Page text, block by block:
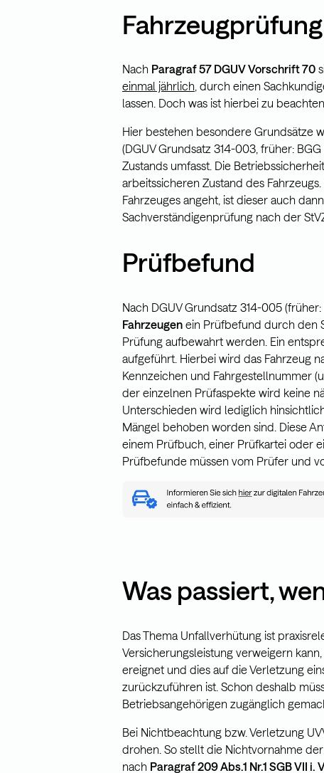
Nach Paragraf 57 DGUV Vorschrift 70
einmal jährlich , durch einen
lassen. Doch was ist hierbei zu
Hier bestehen besondere Grundsätze
(DGUV Grundsatz 314-003, früher:
Zustands umfasst. Die
arbeitssicheren Zustand des
Fahrzeuges angeht, ist dieser auch
Sachverständigenprüfung nach der
Prüfbefund
Nach DGUV Grundsatz 314-005
Fahrzeugen ein Prüfbefund durch den
Prüfung aufbewahrt werden. Ein
aufgeführt. Hierbei wird das Fahrzeug
Kennzeichen und Fahrgestellnummer
der einzelnen Prüfaspekte wird keine
Unterschieden wird lediglich
Mängel behoben worden sind. Diese
einem Prüfbuch, einer Prüfkartei oder
Prüfbefunde müssen vom Prüfer und
Was passiert,
Das Thema Unfallverhütung ist
Versicherungsleistung verweigern
ereignet und dies auf die Verletzung
zurückzuführen ist. Schon deshalb
Betriebsangehörigen zugänglich
Bei Nichtbeachtung bzw. Verletzung
drohen. So stellt die Nichtvornahme
nach Paragraf209 Abs.1 Nr.1 SGB VII